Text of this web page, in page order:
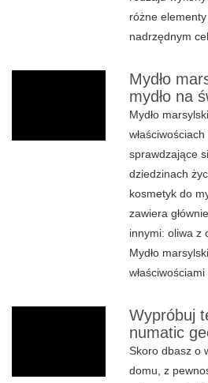
różne
nadrzędnym
Mydło
mydło na
Mydło
sprawdzające
dziedzinach
kosmetyk do
zawiera
innymi: oliwa z
Mydło
właściwościami
Wypróbuj
numatic
Skoro dbasz o
domu, z